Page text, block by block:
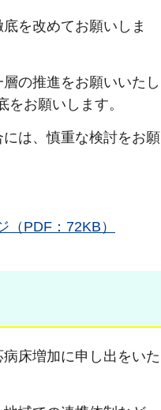
を改めてお願いしま
の推進をお願いいたし
お願いします。
は、慎重な検討をお願
PDF：72KB）
床増加に申し出をいた